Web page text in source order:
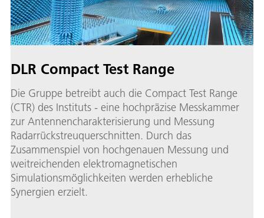
DLR Compact Test Range
Die Gruppe betreibt auch die Compact Test Range
(CTR) des Instituts - eine hochpräzise Messkammer
zur Antennencharakterisierung und Messung
Radarrückstreuquerschnitten. Durch das
Zusammenspiel von hochgenauen Messung und
weitreichenden elektromagnetischen
Simulationsmöglichkeiten werden erhebliche
Synergien erzielt.